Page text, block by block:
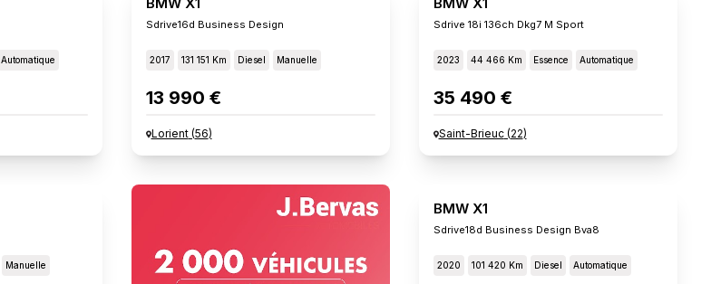
Automatique
Sdrive16d Business Design
2017 131 151 Km Diesel Manuelle
13 990 €
Lorient(56)
Sdrive 18i 136ch Dkg7 M Sport
2023 44 466 Km Essence Automatique
35 490 €
Saint-Brieuc(22)
Manuelle
BMW X1
Sdrive18d Business Design Bva8
2020 101 420 Km Diesel Automatique